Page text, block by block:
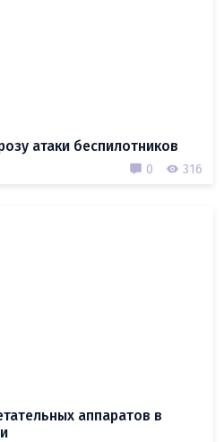
атаки беспилотников
0 316
аппаратов в